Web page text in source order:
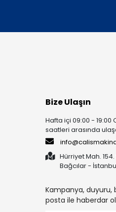
Bize Ulaşın
Hafta içi 09:00 - 19:00
saatleri arasında
Hürriyet Mah. 154.
Bağcılar -
Kampanya,
posta ile haberdar